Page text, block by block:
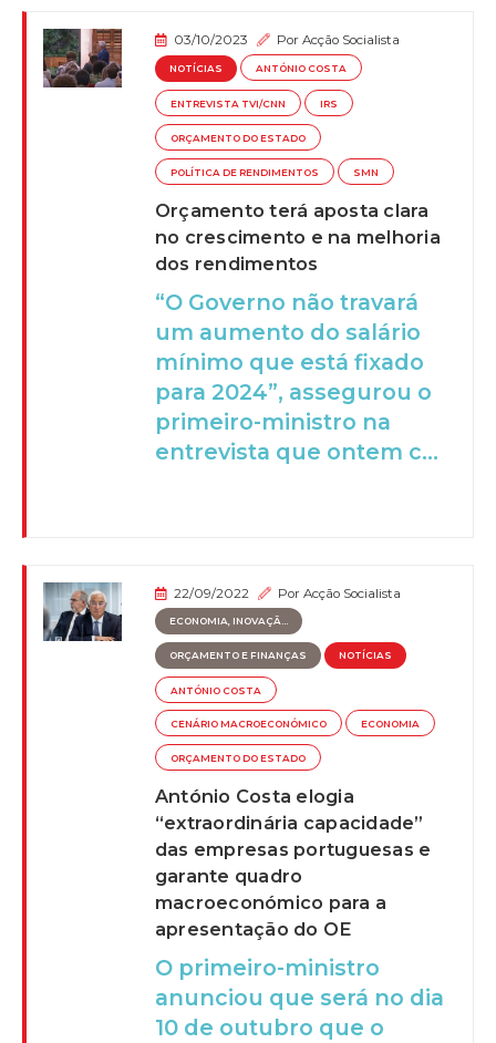
03/10/2023 PorAcção Socialista
NOTÍCIAS ANTÓNIO COSTA
ENTREVISTA TVI/CNN IRS
ORÇAMENTO DO ESTADO
POLÍTICA DE RENDIMENTOS SMN
Orçamento terá aposta clara
no crescimento e na melhoria
dos rendimentos
“O Governo não travará
um aumento do salário
mínimo que está fixado
para 2024”, assegurou o
primeiro-ministro na
entrevista que ontem c...
22/09/2022 PorAcção Socialista
ECONOMIA, INOVAÇÃ...
ORÇAMENTO E FINANÇAS NOTÍCIAS
ANTÓNIO COSTA
CENÁRIO MACROECONÓMICO ECONOMIA
ORÇAMENTO DO ESTADO
António Costa elogia
“extraordinária capacidade”
das empresas portuguesas e
garante quadro
macroeconómico para a
apresentação do OE
O primeiro-ministro
anunciou que será no dia
10 de outubro que o